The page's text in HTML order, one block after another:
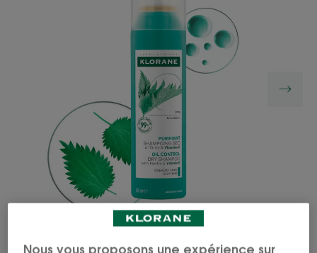
Nous vous proposons une expérience sur